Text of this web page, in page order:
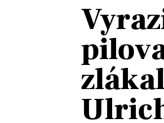
ČLÁNKY
AKTUÁLNĚ
HUDBA
ROZHOVORY
#NEBUDUDOMA
KALENDÁŘ
KVÍZY
PODCASTY